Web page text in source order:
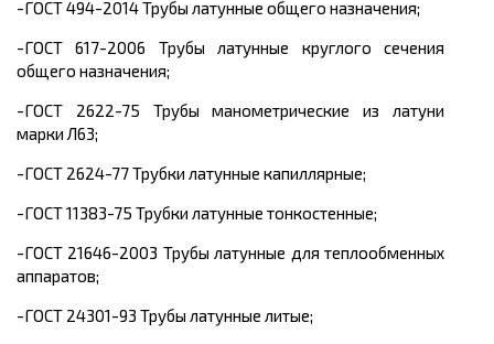
-ГОСТ 494-2014 Трубы латунные общего назначения;
-ГОСТ 617-2006 Трубы латунные круглого сечения
общего назначения;
-ГОСТ 2622-75 Трубы манометрические из латуни
марки Л63;
-ГОСТ 2624-77 Трубки латунные капиллярные;
-ГОСТ 11383-75 Трубки латунные тонкостенные;
-ГОСТ 21646-2003 Трубы латунные для теплообменных
аппаратов;
-ГОСТ 24301-93 Трубы латунные литые;